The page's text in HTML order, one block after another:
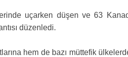
uçarken düşen ve 63
düzenledi.
hem de bazı müttefik